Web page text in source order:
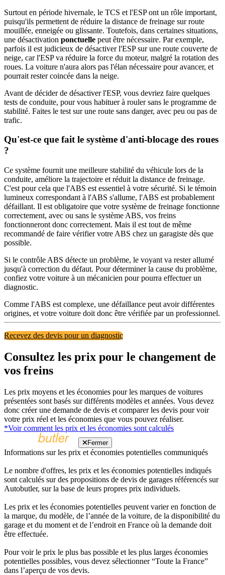
Surtout en période hivernale, le TCS et l'ESP ont un rôle important,
puisqu'ils permettent de réduire la distance de freinage sur route
mouillée, enneigée ou glissante. Toutefois, dans certaines situations,
une désactivation ponctuelle peut être nécessaire. Par exemple,
parfois il est judicieux de désactiver l'ESP sur une route couverte de
neige, car l'ESP va réduire la force du moteur, malgré la rotation des
roues. La voiture n'aura alors pas l'élan nécessaire pour avancer, et
pourrait rester coincée dans la neige.
Avant de décider de désactiver l'ESP, vous devriez faire quelques
tests de conduite, pour vous habituer à rouler sans le programme de
stabilité. Faites le test sur une route sans danger, avec peu ou pas de
trafic.
Qu'est-ce que fait le système d'anti-blocage des roues
?
Ce système fournit une meilleure stabilité du véhicule lors de la
conduite, améliore la trajectoire et réduit la distance de freinage.
C'est pour cela que l'ABS est essentiel à votre sécurité. Si le témoin
lumineux correspondant à l'ABS s'allume, l'ABS est probablement
défaillant. Il est obligatoire que votre système de freinage fonctionne
correctement, avec ou sans le système ABS, vos freins
fonctionneront donc correctement. Mais il est tout de même
recommandé de faire vérifier votre ABS chez un garagiste dès que
possible.
Si le contrôle ABS détecte un problème, le voyant va rester allumé
jusqu'à correction du défaut. Pour déterminer la cause du problème,
confiez votre voiture à un mécanicien pour pourra effectuer un
diagnostic.
Comme l'ABS est complexe, une défaillance peut avoir différentes
origines, et votre voiture doit donc être vérifiée par un professionnel.
Recevez des devis pour un diagnostic
Consultez les prix pour le changement de
vos freins
Les prix moyens et les économies pour les marques de voitures
présentées sont basés sur différents modèles et années. Vous devez
donc créer une demande de devis et comparer les devis pour voir
votre prix réel et les économies que vous pouvez réaliser.
*Voir comment les prix et les économies sont calculés
Fermer
Informations sur les prix et économies potentielles communiqués
Le nombre d'offres, les prix et les économies potentielles indiqués
sont calculés sur des propositions de devis de garages référencés sur
Autobutler, sur la base de leurs propres prix individuels.
Les prix et les économies potentielles peuvent varier en fonction de
la marque, du modèle, de l’année de la voiture, de la disponibilité du
garage et du moment et de l’endroit en France où la demande doit
être effectuée.
Pour voir le prix le plus bas possible et les plus larges économies
potentielles possibles, vous devez sélectionner “Toute la France”
dans l’aperçu de vos devis.